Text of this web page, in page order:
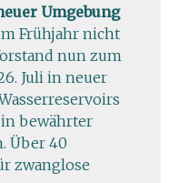
Umgebung
Frühjahr nicht
nun zum
Juli in neuer
bewährter
Über 40
zwanglose